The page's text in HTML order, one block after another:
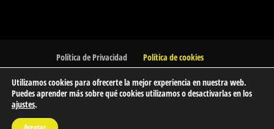
Política de Privacidad Política de cookies
Utilizamos cookies para ofrecerte la mejor experiencia en nuestra web.
Puedes aprender más sobre qué cookies utilizamos o desactivarlas en los
ajustes.
Aceptar